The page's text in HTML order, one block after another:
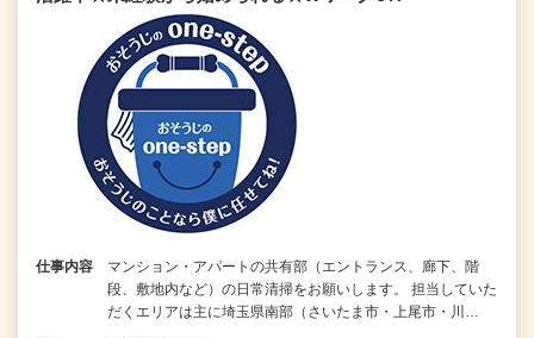
仕事内容
マンション・アパートの共有部（エントランス、廊下、階
段、敷地内など）の日常清掃をお願いします。 担当していた
だくエリアは主に埼玉県南部（さいたま市・上尾市・川…